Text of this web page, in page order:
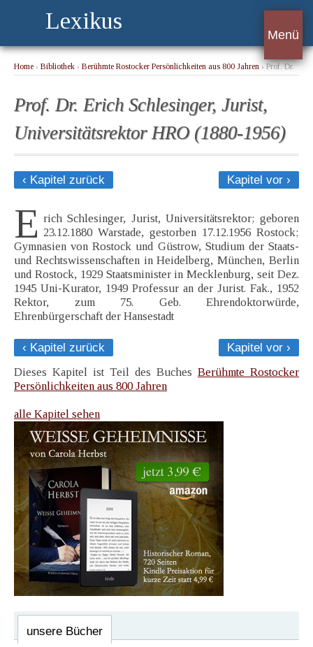
Lexikus
Menü
Home › Bibliothek › Berühmte Rostocker Persönlichkeiten aus 800 Jahren › Prof. Dr.
Prof. Dr. Erich Schlesinger, Jurist,
Universitätsrektor HRO (1880-1956)
‹ Kapitel zurück Kapitel vor ›
E rich Schlesinger, Jurist, Universitätsrektor; geboren
23.12.1880 Warstade, gestorben 17.12.1956 Rostock;
Gymnasien von Rostock und Güstrow, Studium der Staats-
und Rechtswissenschaften in Heidelberg, München, Berlin
und Rostock, 1929 Staatsminister in Mecklenburg, seit Dez.
1945 Uni-Kurator, 1949 Professur an der Jurist. Fak., 1952
Rektor, zum 75. Geb. Ehrendoktorwürde,
Ehrenbürgerschaft der Hansestadt
‹ Kapitel zurück
Kapitel vor ›
Dieses Kapitel ist Teil des Buches Berühmte Rostocker
Persönlichkeiten aus 800 Jahren
alle Kapitel sehen
unsere Bücher